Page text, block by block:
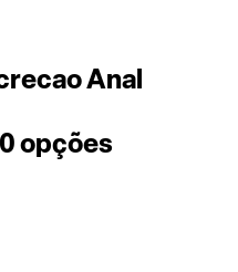
Anal
0 opções